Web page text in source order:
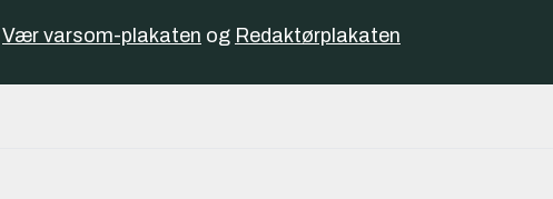
Vær varsom-plakaten og Redaktørplakaten